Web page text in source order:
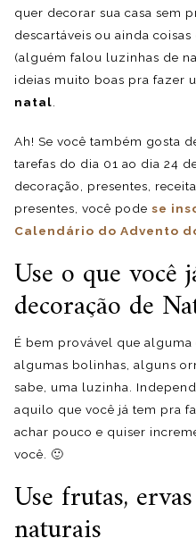
quer decorar sua casa sem
descartáveis ou ainda
(alguém falou luzinhas de
ideias muito boas pra fazer
natal
Ah! Se você também gosta
tarefas do dia 01 ao dia 24
decoração, presentes,
presentes, você pode se
Calendário do Advento
Use o que você
decoração de
É bem provável que alguma
algumas bolinhas, alguns
sabe, uma luzinha.
aquilo que você já tem pra
achar pouco e quiser
você. 🙂
Use frutas,
naturais